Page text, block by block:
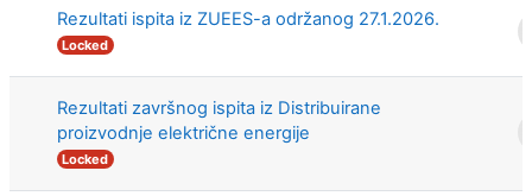
Rezultati ispita iz ZUEES-a održanog 27.1.2026.
Locked
Rezultati završnog ispita iz Distribuirane
proizvodnje električne energije
Locked